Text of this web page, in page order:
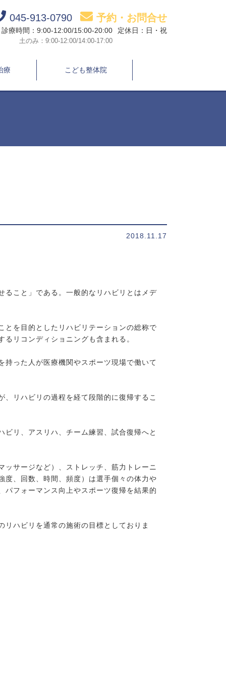
045-913-0790 予約・お問合せ
診療時間：9:00-12:00/15:00-20:00
土のみ：9:00-12:00/14:00-17:00
定休日：日・祝
療 こども整体院
2018.11.17
こと」である。一般的なリハビリとはメデ
を目的としたリハビリテーションの総称で
リコンディショニングも含まれる。
った人が医療機関やスポーツ現場で働いて
リハビリの過程を経て段階的に復帰するこ
リ、アスリハ、チーム練習、試合復帰へと
サージなど）、ストレッチ、筋力トレーニ
度、回数、時間、頻度）は選手個々の体力や
フォーマンス向上やスポーツ復帰を結果的
ハビリを通常の施術の目標としておりま